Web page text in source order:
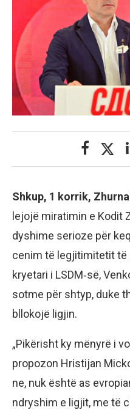
Shkup, 1 korrik,
lejojë miratimin e Kodit
dyshime serioze për
cenim të legjitimitetit të
kryetari i LSDM‑së,
sotme për shtyp, duke
bllokojë ligjin.
„Pikërisht ky mënyrë i
propozon Hristijan
ne, nuk është as
ndryshim e ligjit, me të